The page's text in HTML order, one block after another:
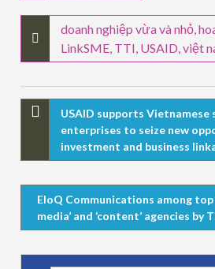
doanh nghiệp vừa và nhỏ,
LinkSME, TTI, USAID,việt
USAID supports Vietnamese
enterprises to seize new
investment and business
EloQ Communications among top
media’ and ‘content’ agencies by